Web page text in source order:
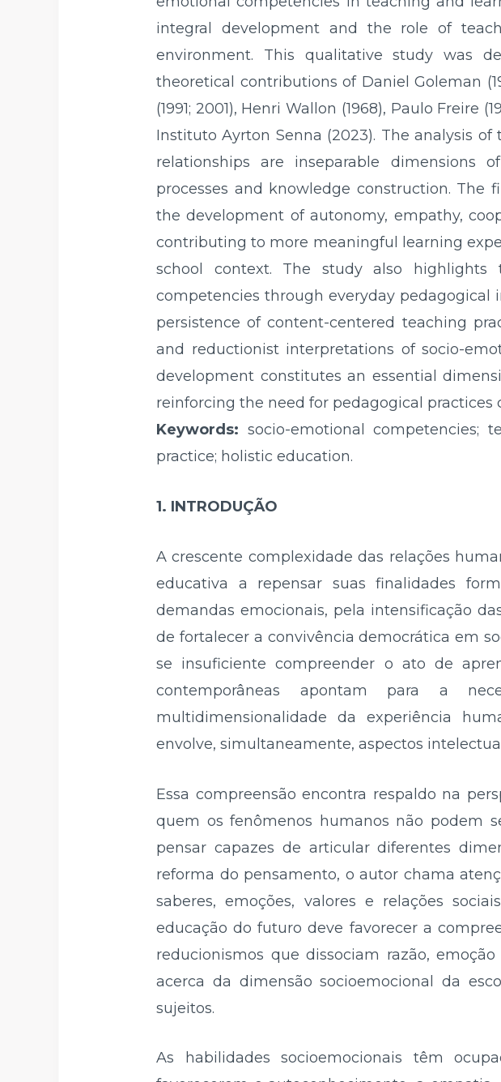
integral development and the role of
environment. This qualitative study was
theoretical contributions of Daniel Goleman
(1991; 2001), Henri Wallon (1968), Paulo Freire
Instituto Ayrton Senna (2023). The analysis
relationships are inseparable dimensions
processes and knowledge construction. The
the development of autonomy, empathy,
contributing to more meaningful learning
school context. The study also
competencies through everyday
persistence of content-centered teaching
and reductionist interpretations of socio-
development constitutes an essential
reinforcing the need for pedagogical
Keywords: socio-emotional competencies;
practice; holistic education.
1. INTRODUÇÃO
A crescente complexidade das relações
educativa a repensar suas finalidades
demandas emocionais, pela intensificação
de fortalecer a convivência democrática em
se insuficiente compreender o ato de
contemporâneas apontam para a
multidimensionalidade da experiência
envolve, simultaneamente, aspectos
Essa compreensão encontra respaldo na
quem os fenômenos humanos não podem
pensar capazes de articular diferentes
reforma do pensamento, o autor chama
saberes, emoções, valores e relações
educação do futuro deve favorecer a
reducionismos que dissociam razão,
acerca da dimensão socioemocional da
sujeitos.
As habilidades socioemocionais têm